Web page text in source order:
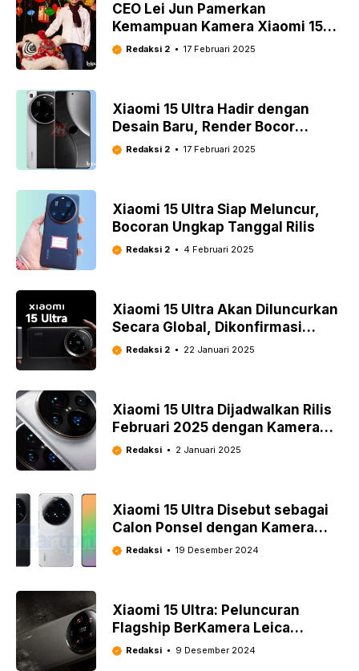
CEO Lei Jun Pamerkan
Kemampuan Kamera Xiaomi 15
Ultra dalam Kondisi Low-Light
Redaksi 2 17 Februari 2025
Xiaomi 15 Ultra Hadir dengan
Desain Baru, Render Bocor
Konfirmasi Perubahan
Redaksi 2 17 Februari 2025
Xiaomi 15 Ultra Siap Meluncur,
Bocoran Ungkap Tanggal Rilis
Redaksi 2 4 Februari 2025
Xiaomi 15 Ultra Akan Diluncurkan
Secara Global, Dikonfirmasi
Setelah Imlek
Redaksi 2 22 Januari 2025
Xiaomi 15 Ultra Dijadwalkan Rilis
Februari 2025 dengan Kamera
Telefoto 200MP: Ini Lengkapnya
Redaksi 2 Januari 2025
Xiaomi 15 Ultra Disebut sebagai
Calon Ponsel dengan Kamera
Terbaik 2025!
Redaksi 19 Desember 2024
Xiaomi 15 Ultra: Peluncuran
Flagship BerKamera Leica
Ditunda, Ini Alasannya
Redaksi 9 Desember 2024